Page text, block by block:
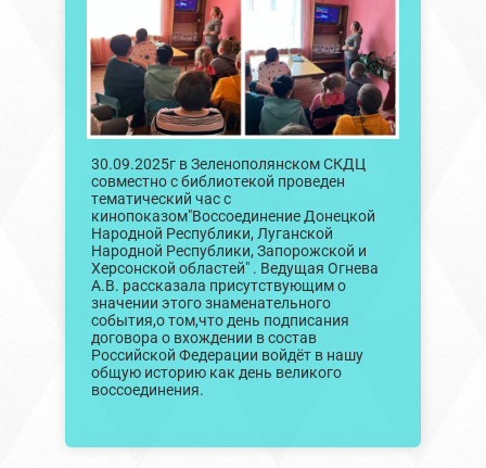
30.09.2025г в Зеленополянском СКДЦ
совместно с библиотекой проведен
тематический час с
кинопоказом"Воссоединение Донецкой
Народной Республики, Луганской
Народной Республики, Запорожской и
Херсонской областей" . Ведущая Огнева
А.В. рассказала присутствующим о
значении этого знаменательного
события,о том,что день подписания
договора о вхождении в состав
Российской Федерации войдёт в нашу
общую историю как день великого
воссоединения.